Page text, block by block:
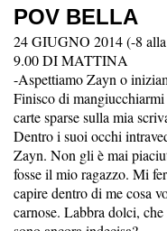
POV BELLA
24 GIUGNO 2014 (-8
9.00 DI MATTINA
-Aspettiamo Zayn o
Finisco di
carte sparse sulla mia
Dentro i suoi occhi
Zayn. Non gli è mai
fosse il mio ragazzo. Mi
capire dentro di me cosa
carnose. Labbra dolci,